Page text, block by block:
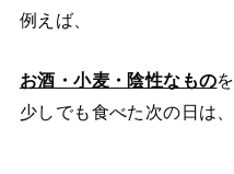
例えば、
お酒・小麦・陰性なものを
少しでも食べた次の日は、